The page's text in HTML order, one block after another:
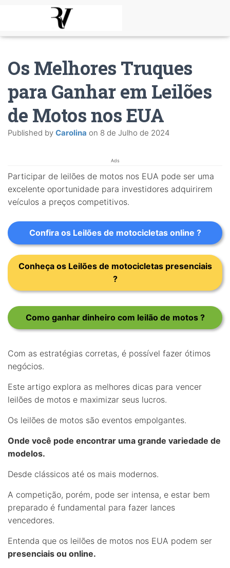
Os Melhores Truques
para Ganhar em Leilões
de Motos nos EUA
Published by Carolina on 8 de Julho de 2024
Ads
Participar de leilões de motos nos EUA pode ser uma
excelente oportunidade para investidores adquirirem
veículos a preços competitivos.
Confira os Leilões de motocicletas online ?
Conheça os Leilões de motocicletas presenciais
?
Como ganhar dinheiro com leilão de motos ?
Com as estratégias corretas, é possível fazer ótimos
negócios.
Este artigo explora as melhores dicas para vencer
leilões de motos e maximizar seus lucros.
Os leilões de motos são eventos empolgantes.
Onde você pode encontrar uma grande variedade de
modelos.
Desde clássicos até os mais modernos.
A competição, porém, pode ser intensa, e estar bem
preparado é fundamental para fazer lances
vencedores.
Entenda que os leilões de motos nos EUA podem ser
presenciais ou online.